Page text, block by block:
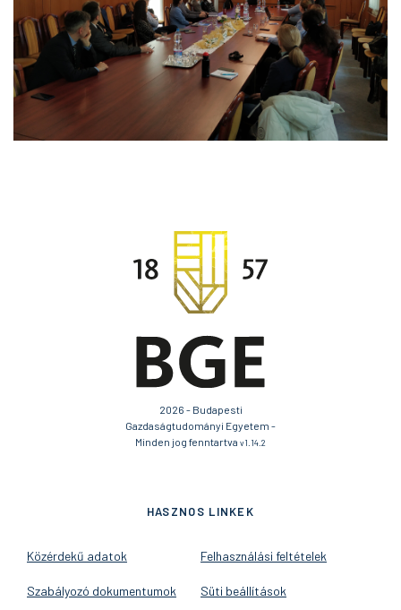
2026 - Budapesti
Gazdaságtudományi Egyetem -
Minden jog fenntartva v1.14.2
HASZNOS LINKEK
Közérdekű adatok
Szabályozó dokumentumok
Felhasználási feltételek
Süti beállítások